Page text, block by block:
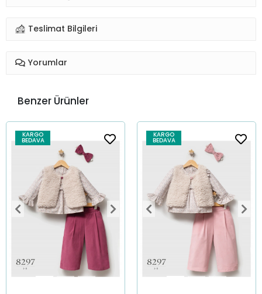
Teslimat Bilgileri
Yorumlar
Benzer Ürünler
KARGO
BEDAVA
KARGO
BEDAVA